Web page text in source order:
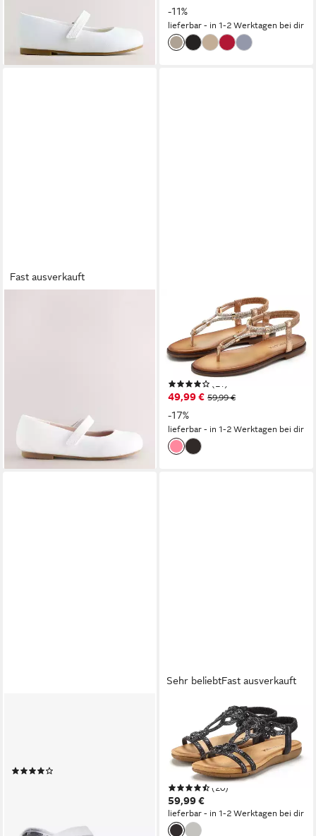
-11%
lieferbar - in 1-2 Werktagen bei dir
Fast ausverkauft
Sandale, Sommerschuh,
offener Schuh, Zehentrenner
mit eleganten
Schmucksteinchen VEGAN
(21)
49,99 € 59,99 €
-17%
lieferbar - in 1-2 Werktagen bei dir
Sehr beliebtFast ausverkauft
VIVANCE BY LASCANA
Sommerschuh, offener
Schuh, Sandalette, Sandale
mit elastischen Riemen &
eleganten Glitzersteinen
VEGAN
(20)
59,99 €
lieferbar - in 1-2 Werktagen bei dir